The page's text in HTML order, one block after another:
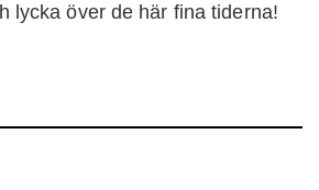
lycka över de här fina tiderna!